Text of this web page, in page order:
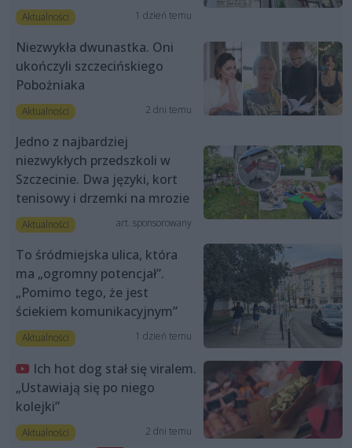
Aktualności 1 dzień temu
Niezwykła dwunastka. Oni
ukończyli szczecińskiego
Pobożniaka
Aktualności 2 dni temu
Jedno z najbardziej
niezwykłych przedszkoli w
Szczecinie. Dwa języki, kort
tenisowy i drzemki na mrozie
Aktualności art. sponsorowany
To śródmiejska ulica, która
ma „ogromny potencjał”.
„Pomimo tego, że jest
ściekiem komunikacyjnym”
Aktualności 1 dzień temu
Ich hot dog stał się viralem.
„Ustawiają się po niego
kolejki”
Aktualności 2 dni temu